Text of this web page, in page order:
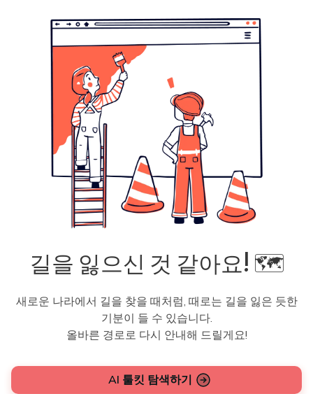
길을 잃으신 것 같아요! 🗺️
새로운 나라에서 길을 찾을 때처럼, 때로는 길을 잃은 듯한
기분이 들 수 있습니다.
올바른 경로로 다시 안내해 드릴게요!
AI 툴킷 탐색하기